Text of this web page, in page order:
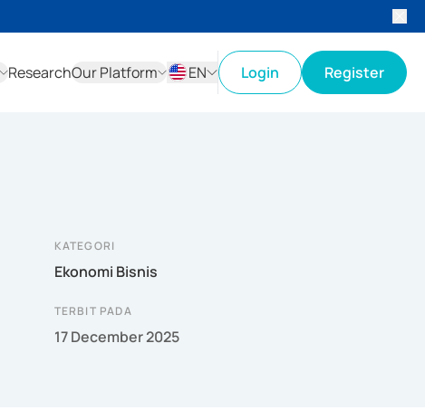
ResearchOur Platform
EN
Login Register
KATEGORI
Ekonomi Bisnis
TERBIT PADA
17 December 2025